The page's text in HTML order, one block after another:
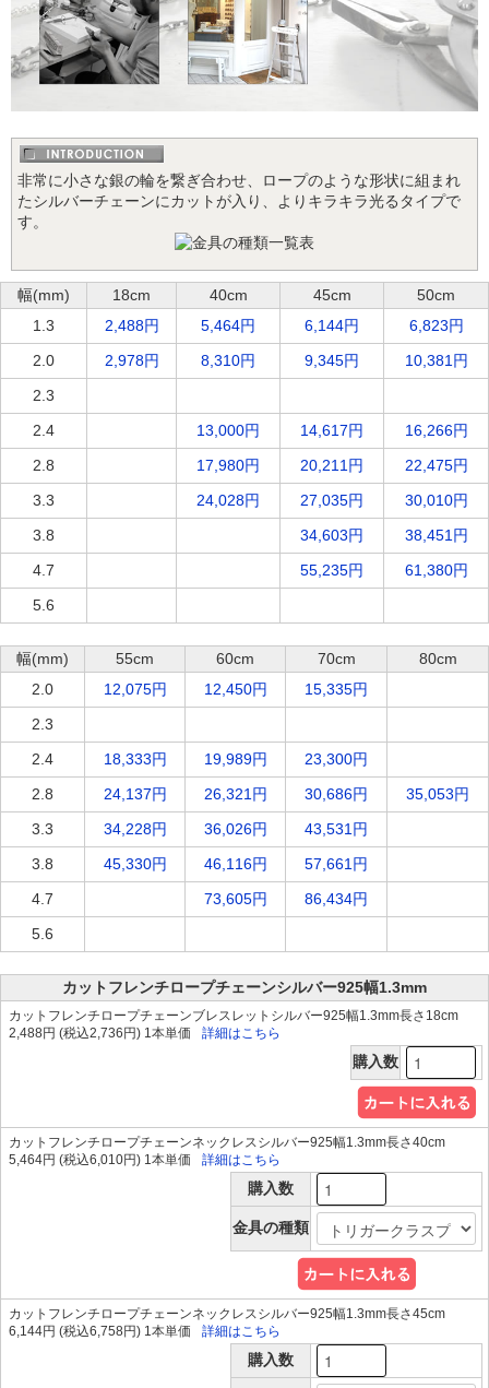
非常に小さな銀の輪を繋ぎ合わせ、ロープのような形状に組まれ
たシルバーチェーンにカットが入り、よりキラキラ光るタイプで
す。
幅(mm) 18cm 40cm 45cm
50cm
1.3
2,488円 5,464円 6,144円
6,823円
2.0
2,978円 8,310円 9,345円
10,381円
2.3
2.4
13,000円 14,617円
16,266円
2.8
17,980円 20,211円
22,475円
3.3
24,028円 27,035円
30,010円
3.8
34,603円
38,451円
4.7
55,235円
61,380円
5.6
幅(mm) 55cm 60cm 70cm
80cm
2.0
12,075円 12,450円
15,335円
2.3
2.4
18,333円 19,989円
23,300円
2.8
24,137円 26,321円 30,686円
35,053円
3.3
34,228円 36,026円
43,531円
3.8
45,330円 46,116円
57,661円
4.7
73,605円
86,434円
5.6
カットフレンチロープチェーンシルバー925幅1.3mm
カットフレンチロープチェーンブレスレットシルバー925幅1.3mm長さ18cm
2,488円 (税込2,736円) 1本単価
詳細はこちら
購入数
カットフレンチロープチェーンネックレスシルバー925幅1.3mm長さ40cm
5,464円 (税込6,010円) 1本単価
詳細はこちら
購入数
金具の種類
カットフレンチロープチェーンネックレスシルバー925幅1.3mm長さ45cm
6,144円 (税込6,758円) 1本単価
詳細はこちら
購入数